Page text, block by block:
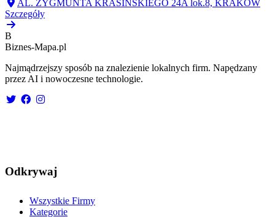
AL. ZYGMUNTA KRASIŃSKIEGO 24A lok.8, KRAKÓW
Szczegóły
B
Biznes-Mapa.pl
Najmądrzejszy sposób na znalezienie lokalnych firm. Napędzany
przez AI i nowoczesne technologie.
Odkrywaj
Wszystkie Firmy
Kategorie